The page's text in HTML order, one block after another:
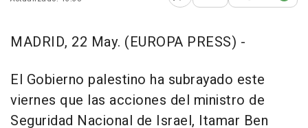
MADRID, 22 May. (EUROPA PRESS) -
El Gobierno palestino ha subrayado este
viernes que las acciones del ministro de
Seguridad Nacional de Israel, Itamar Ben